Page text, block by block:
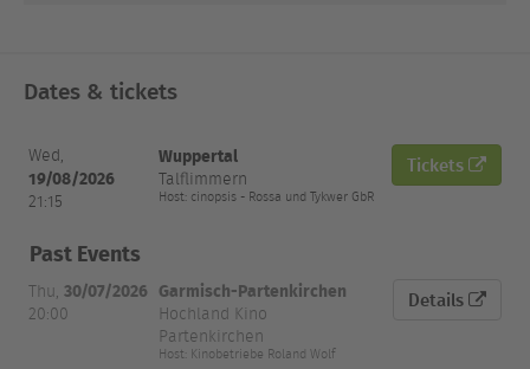
Dates & tickets
Date
and
Time
CityVenue Tickets
Wed,
19/08/2026
21:15
Wuppertal
Talflimmern
Host: cinopsis - Rossa und Tykwer GbR
Tickets
Past Events
Thu,30/07/2026
20:00
Garmisch-Partenkirchen
Hochland Kino
Partenkirchen
Host: Kinobetriebe Roland Wolf
Details